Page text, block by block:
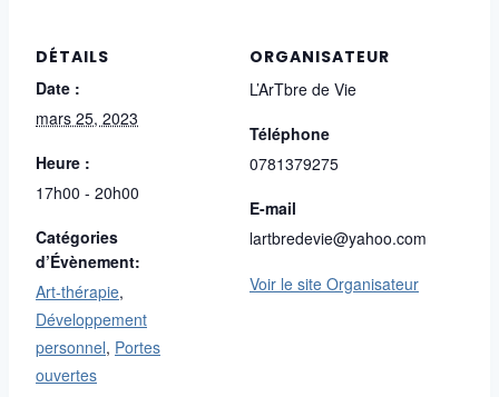
DÉTAILS
Date :
mars 25, 2023
Heure :
17h00 - 20h00
Catégories
d’Évènement:
Art-thérapie,
Développement
personnel, Portes
ouvertes
ORGANISATEUR
L’ArTbre de Vie
Téléphone
0781379275
E-mail
lartbredevie@yahoo.com
Voir le site Organisateur